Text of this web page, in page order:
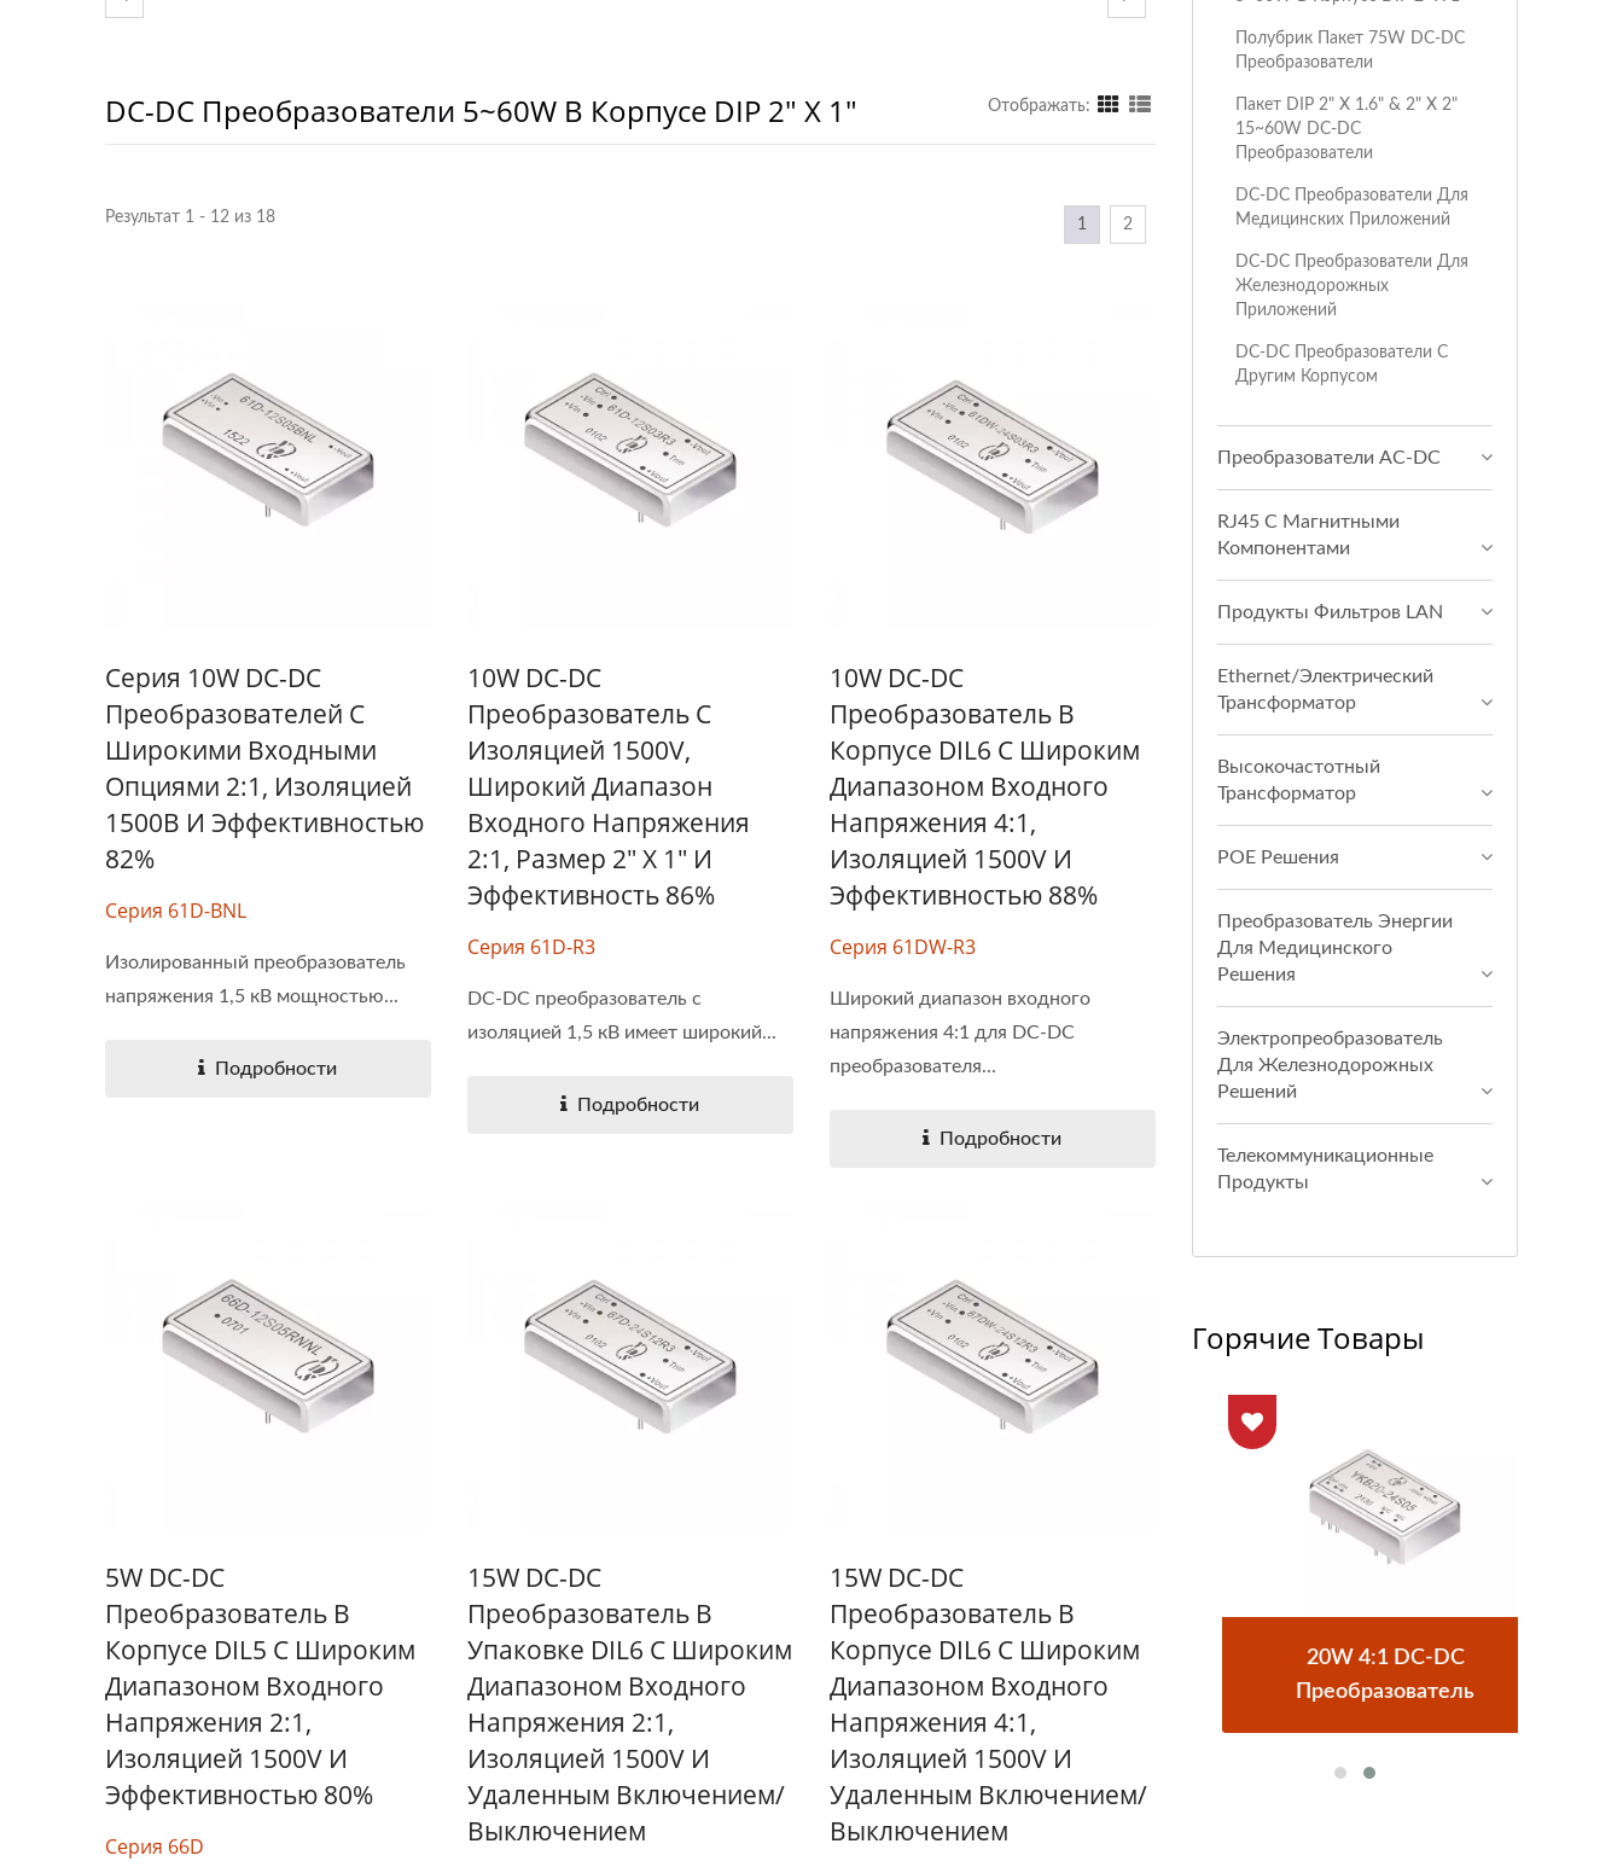
DC-DC Преобразователи 5~60W В Корпусе DIP 2" X 1" Отображать:
Результат 1 - 12 из 18 1 2
Серия 10W DC-DC
Преобразователей С
Широкими Входными
Опциями 2:1, Изоляцией
1500В И Эффективностью
82%
Серия 61D-BNL
Изолированный преобразователь
напряжения 1,5 кВ мощностью...
Подробности
10W DC-DC
Преобразователь С
Изоляцией 1500V,
Широкий Диапазон
Входного Напряжения
2:1, Размер 2" X 1" И
Эффективность 86%
Серия 61D-R3
DC-DC преобразователь с
изоляцией 1,5 кВ имеет широкий...
Подробности
10W DC-DC
Преобразователь В
Корпусе DIL6 С Широким
Диапазоном Входного
Напряжения 4:1,
Изоляцией 1500V И
Эффективностью 88%
Серия 61DW-R3
Широкий диапазон входного
напряжения 4:1 для DC-DC
преобразователя...
Подробности
5W DC-DC
Преобразователь В
Корпусе DIL5 С Широким
Диапазоном Входного
Напряжения 2:1,
Изоляцией 1500V И
Эффективностью 80%
Серия 66D
15W DC-DC
Преобразователь В
Упаковке DIL6 С Широким
Диапазоном Входного
Напряжения 2:1,
Изоляцией 1500V И
Удаленным Включением/
Выключением
15W DC-DC
Преобразователь В
Корпусе DIL6 С Широким
Диапазоном Входного
Напряжения 4:1,
Изоляцией 1500V И
Удаленным Включением/
Выключением
Полубрик Пакет 75W DC-DC
Преобразователи
Пакет DIP 2" X 1.6" & 2" X 2"
15~60W DC-DC
Преобразователи
DC-DC Преобразователи Для
Медицинских Приложений
DC-DC Преобразователи Для
Железнодорожных
Приложений
DC-DC Преобразователи С
Другим Корпусом
Преобразователи AC-DC
RJ45 С Магнитными
Компонентами
Продукты Фильтров LAN
Ethernet/Электрический
Трансформатор
Высокочастотный
Трансформатор
POE Решения
Преобразователь Энергии
Для Медицинского
Решения
Электропреобразователь
Для Железнодорожных
Решений
Телекоммуникационные
Продукты
Горячие Товары
Полу-Блочный DC-DC
Преобразователь
20W 4:1 DC-DC
Преобразователь
Полу-Блочный DC-DC
Преобразователь
20W 4:1 DC-DC
Преобразователь